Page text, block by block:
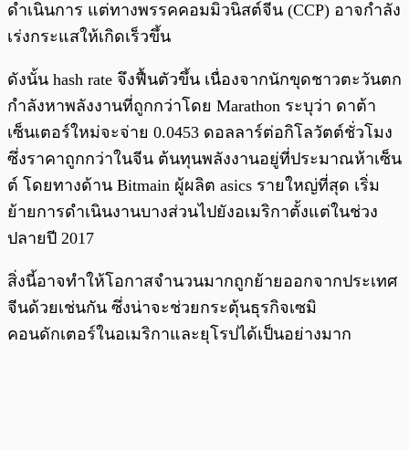
ดำเนินการ แต่ทางพรรคคอมมิวนิสต์จีน (CCP) อาจกำลัง
เร่งกระแสให้เกิดเร็วขึ้น
ดังนั้น hash rate จึงฟื้นตัวขึ้น เนื่องจากนักขุดชาวตะวันตก
กำลังหาพลังงานที่ถูกกว่าโดย Marathon ระบุว่า ดาต้า
เซ็นเตอร์ใหม่จะจ่าย 0.0453 ดอลลาร์ต่อกิโลวัตต์ชั่วโมง
ซึ่งราคาถูกกว่าในจีน ต้นทุนพลังงานอยู่ที่ประมาณห้าเซ็น
ต์ โดยทางด้าน Bitmain ผู้ผลิต asics รายใหญ่ที่สุด เริ่ม
ย้ายการดำเนินงานบางส่วนไปยังอเมริกาตั้งแต่ในช่วง
ปลายปี 2017
สิ่งนี้อาจทำให้โอกาสจำนวนมากถูกย้ายออกจากประเทศ
จีนด้วยเช่นกัน ซึ่งน่าจะช่วยกระตุ้นธุรกิจเซมิ
คอนดักเตอร์ในอเมริกาและยุโรปได้เป็นอย่างมาก